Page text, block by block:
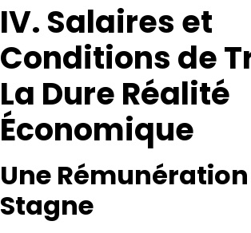
IV. Salaires et
Conditions de
La Dure Réalité
Économique
Une
Stagne